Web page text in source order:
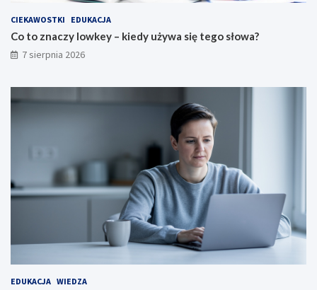
CIEKAWOSTKI EDUKACJA
Co to znaczy lowkey – kiedy używa się tego słowa?
7 sierpnia 2026
EDUKACJA WIEDZA